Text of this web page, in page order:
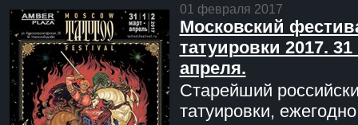
01 февраля 2017
Московский
татуировки 2017. 31
апреля.
Старейший
татуировки,